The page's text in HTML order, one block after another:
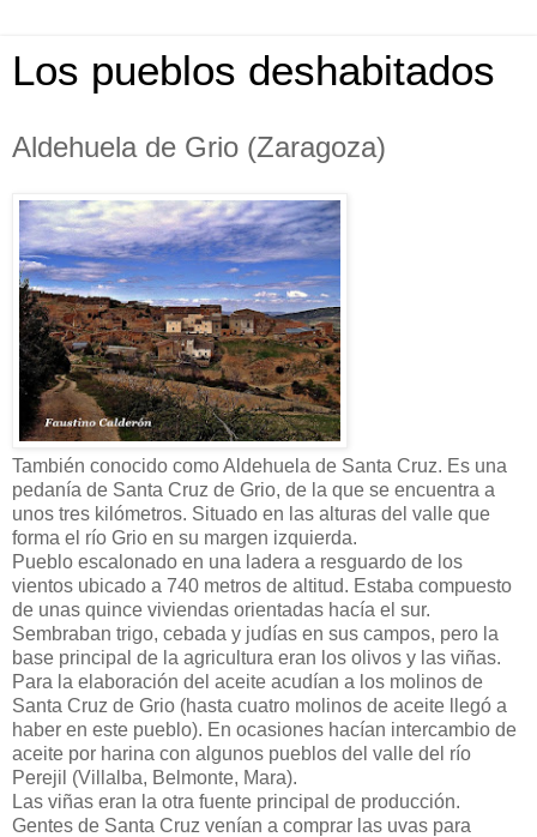
Los pueblos deshabitados
Aldehuela de Grio (Zaragoza)
También conocido como Aldehuela de Santa Cruz. Es una
pedanía de Santa Cruz de Grio, de la que se encuentra a
unos tres kilómetros. Situado en las alturas del valle que
forma el río Grio en su margen izquierda.
Pueblo escalonado en una ladera a resguardo de los
vientos ubicado a 740 metros de altitud. Estaba compuesto
de unas quince viviendas orientadas hacía el sur.
Sembraban trigo, cebada y judías en sus campos, pero la
base principal de la agricultura eran los olivos y las viñas.
Para la elaboración del aceite acudían a los molinos de
Santa Cruz de Grio (hasta cuatro molinos de aceite llegó a
haber en este pueblo). En ocasiones hacían intercambio de
aceite por harina con algunos pueblos del valle del río
Perejil (Villalba, Belmonte, Mara).
Las viñas eran la otra fuente principal de producción.
Gentes de Santa Cruz venían a comprar las uvas para